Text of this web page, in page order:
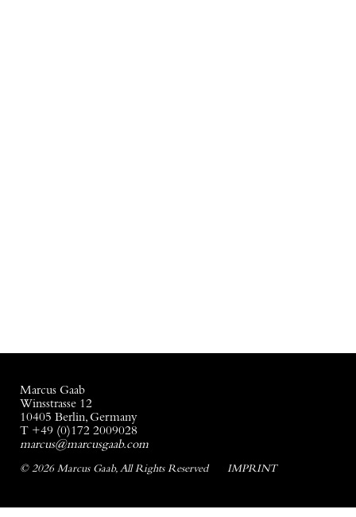
Marcus Gaab
Winsstrasse 12
10405 Berlin, Germany
T +49 (0)172 2009028
marcus@marcusgaab.com
© 2026 Marcus Gaab, All Rights Reserved IMPRINT